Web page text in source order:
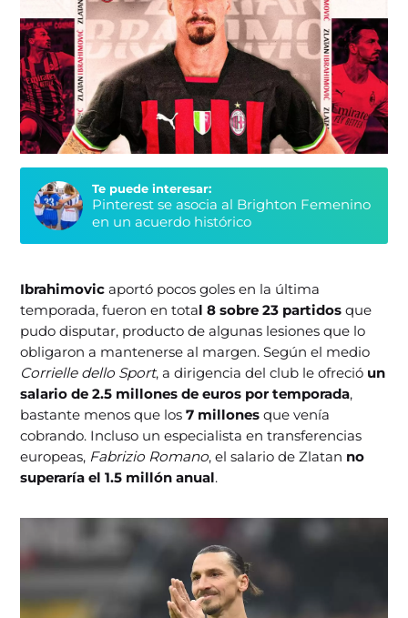
Te puede interesar:
Pinterest se asocia al Brighton Femenino
en un acuerdo histórico
Ibrahimovicaportó pocos goles en la última
temporada, fueron en total 8 sobre 23 partidosque
pudo disputar, producto de algunas lesiones que lo
obligaron a mantenerse al margen. Según el medio
Corrielle dello Sport, a dirigencia del club le ofreció un
salario de 2.5 millones de euros por temporada,
bastante menos que los7 millones que venía
cobrando. Incluso un especialista en transferencias
europeas, Fabrizio Romano, el salario de Zlatan no
superaría el 1.5 millón anual.